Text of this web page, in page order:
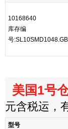
10168640
库存编
号
美国1号
元含税运，
型号